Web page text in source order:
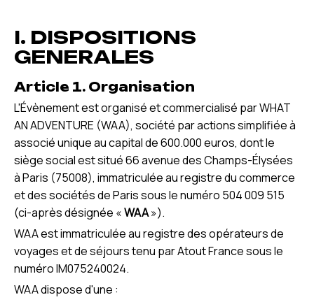
I. DISPOSITIONS
GENERALES
Article 1. Organisation
L'Évènement est organisé et commercialisé par WHAT
AN ADVENTURE (WAA), société par actions simplifiée à
associé unique au capital de 600.000 euros, dont le
siège social est situé 66 avenue des Champs-Élysées
à Paris (75008), immatriculée au registre du commerce
et des sociétés de Paris sous le numéro 504 009 515
(ci-après désignée «WAA»).
WAA est immatriculée au registre des opérateurs de
voyages et de séjours tenu par Atout France sous le
numéro IM075240024.
WAA dispose d'une :